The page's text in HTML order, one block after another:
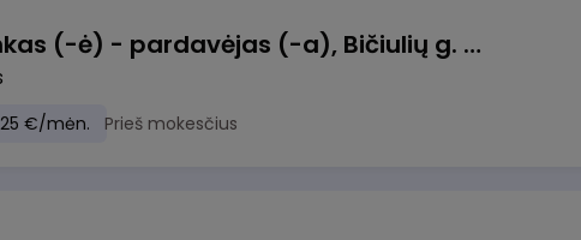
Kasininkas (-ė) - pardavėjas (-a), Bičiulių g. 36, Bukiškis, Vilnius
€/mėn. Prieš mokesčius